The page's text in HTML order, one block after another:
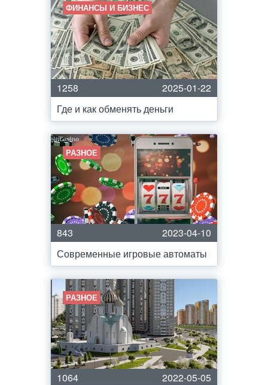
ФИНАНСЫ И БИЗНЕС
1258
2025-01-22
Где и как обменять деньги
РАЗНОЕ
843
2023-04-10
Современные игровые автоматы
РАЗНОЕ
1064
2022-05-05